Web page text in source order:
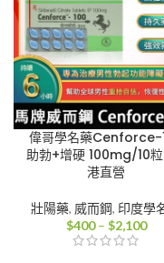
偉哥學名藥Cenforce-
助勃+增硬 100mg/10
港直營
壯陽藥, 威而鋼, 印度學
$400 – $2,100價